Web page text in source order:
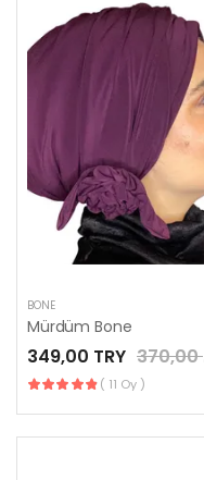
BONE
Mürdüm Bone
349,00 TRY 370,00 TRY
( 11 Oy )